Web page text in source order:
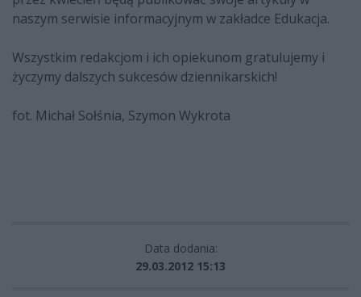
naszym serwisie informacyjnym w zakładce Edukacja.
Wszystkim redakcjom i ich opiekunom gratulujemy i
życzymy dalszych sukcesów dziennikarskich!
fot. Michał Sołśnia, Szymon Wykrota
Data dodania:
29.03.2012 15:13